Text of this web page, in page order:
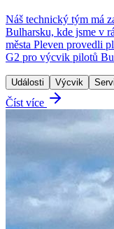
Náš technický tým má
Bulharsku, kde jsme v
města Pleven provedli
G2 pro výcvik pilotů
Události Výcvik
Číst více